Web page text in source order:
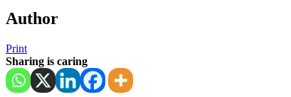
Author
Print
Sharing is caring